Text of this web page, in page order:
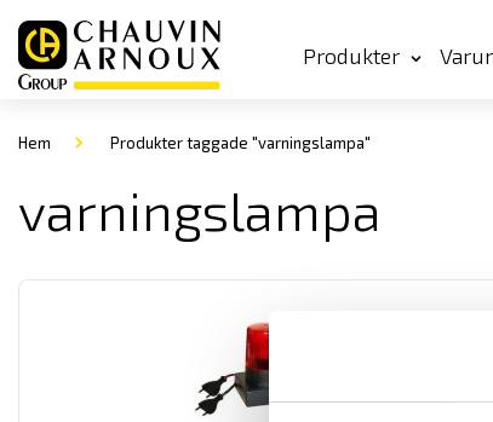
Produkter
Hem Produkter taggade "varningslampa"
varningslampa